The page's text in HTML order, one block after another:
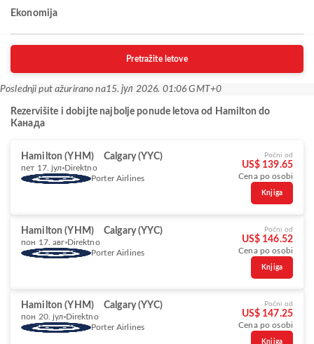
Ekonomija
Pretražite letove
Poslednji put ažurirano na15. јул 2026. 01:06 GMT+0
Rezervišite i dobijte najbolje ponude letova od Hamilton do
Канада
Hamilton (YHM) Calgary (YYC)
пет 17. јул Direktno
Porter Airlines
Počni od
US$ 139.65
Cena po osobi
Knjiga
Hamilton (YHM) Calgary (YYC)
пон 17. авг Direktno
Porter Airlines
Počni od
US$ 146.52
Cena po osobi
Knjiga
Hamilton (YHM) Calgary (YYC)
пон 20. јул Direktno
Porter Airlines
Počni od
US$ 147.25
Cena po osobi
Knjiga